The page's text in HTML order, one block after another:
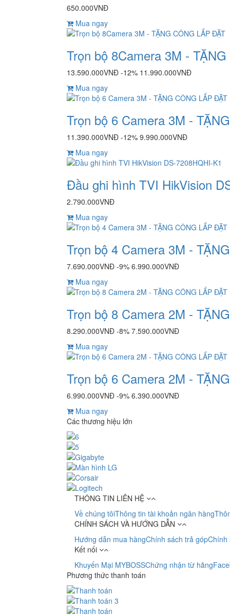
650.000VNĐ
Mua ngay
Trọn bộ 8Camera 3M -
13.590.000VNĐ -12% 11.990.000VNĐ
Mua ngay
Trọn bộ 6 Camera 3M -
11.390.000VNĐ -12% 9.990.000VNĐ
Mua ngay
Đầu ghi hình TVI HikVision
2.790.000VNĐ
Mua ngay
Trọn bộ 4 Camera 3M -
7.690.000VNĐ -9% 6.990.000VNĐ
Mua ngay
Trọn bộ 8 Camera 2M -
8.290.000VNĐ -8% 7.590.000VNĐ
Mua ngay
Trọn bộ 6 Camera 2M -
6.990.000VNĐ -9% 6.390.000VNĐ
Mua ngay
Các thương hiệu lớn
THÔNG TIN LIÊN HỆ
Về chúng tôiThông tin tài khoản ngân hàng
CHÍNH SÁCH VÀ HƯỚNG DẪN
Hướng dẫn mua hàngChính sách trả gópChính
Kết nối
Khuyến Mại MYBOSSChứng nhận từ hãng
Phương thức thanh toán